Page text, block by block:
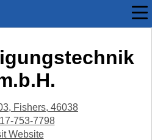
Fishers, 46038
753-7798
Website